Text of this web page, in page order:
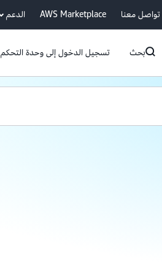
تواصل معنا AWS Marketplace الدعم
بحث تسجيل الدخول إلى وحدة التحكم